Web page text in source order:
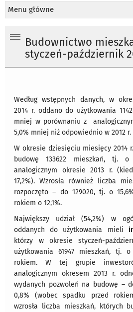
Menu główne
Budownictwo
styczeń-październik
Według wstępnych danych, w
2014 r. oddano do użytkowania
mniej w porównaniu z
5,0% mniej niż odpowiednio w 2012 r.
W okresie dziesięciu miesięcy 2014
budowę 133622 mieszkań, tj.
analogicznym okresie 2013 r.
17,2%). Wzrosła również liczba
rozpoczęto – do 129020, tj. o
rokiem o 12,1%.
Największy udział (54,2%) w
oddanych do użytkowania mieli
którzy w okresie styczeń-
użytkowania 61947 mieszkań, tj.
rokiem. W tej grupie
analogicznym okresem 2013 r.
wydanych pozwoleń na budowę –
0,8% (wobec spadku przed
wzrosła liczba mieszkań, których